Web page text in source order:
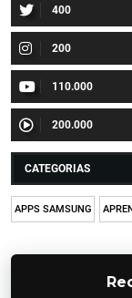
400
200
110.000
200.000
CATEGORIAS
APPS SAMSUNG